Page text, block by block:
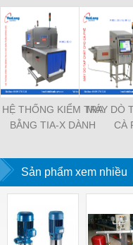
HỆ THỐNG KIỂM TRA
BẰNG TIA-X DÀNH
ĐÓNG GÓI
MÁY DÒ
CÀ
Sản phẩm xem nhiều